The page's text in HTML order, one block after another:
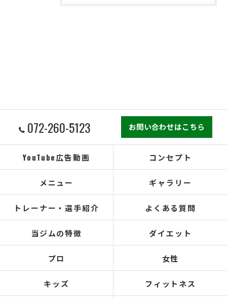
072-260-5123 お問い合わせはこちら
YouTube広告動画 コンセプト
メニュー ギャラリー
トレーナー・選手紹介 よくある質問
当ジムの特徴 ダイエット
プロ 女性
キッズ フィットネス